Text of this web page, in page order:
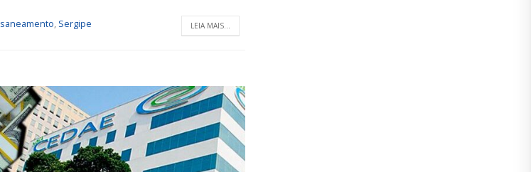
saneamento, Sergipe LEIA MAIS...